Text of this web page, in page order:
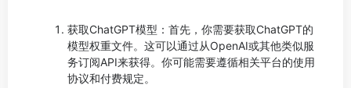
获取ChatGPT模型：首先，你需要获取ChatGPT的
模型权重文件。这可以通过从OpenAI或其他类似服
务订阅API来获得。你可能需要遵循相关平台的使用
协议和付费规定。